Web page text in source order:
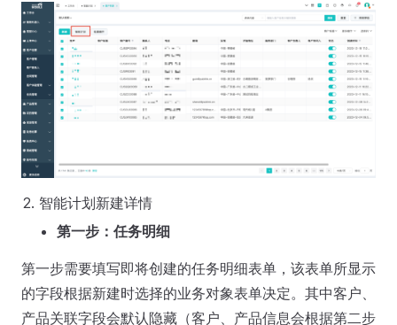
智能计划新建详情
第一步：任务明细
第一步需要填写即将创建的任务明细表单，该表单所显示
的字段根据新建时选择的业务对象表单决定。其中客户、
产品关联字段会默认隐藏（客户、产品信息会根据第二步